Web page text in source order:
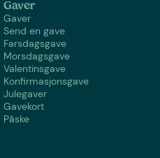
Gaver
Gaver
Send en gave
Farsdagsgave
Morsdagsgave
Valentinsgave
Konfirmasjonsgave
Julegaver
Gavekort
Påske